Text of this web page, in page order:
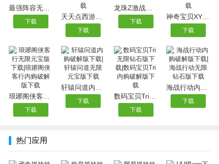
最强阵容无限钻石版下载|最强阵容内购破解版下载
下载
下载
龙珠Z激战无限金币版下载|龙珠Z激战内购破解版下载
下载
下载
下载
下载
数码宝贝Tri无限钻石版下载|数码宝贝Tri内购破解版下载
下载
下载
热门应用